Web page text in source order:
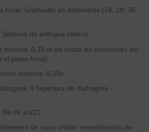
focal: Graduado en milímetros (24, 28, 35,
de enfoque interno
mínima: 0,35 m en todas las posiciones del
el plano focal)
máxima: 0,39x
9 (apertura de diafragma
De f/4 a f/22
de nano cristal, revestimiento de